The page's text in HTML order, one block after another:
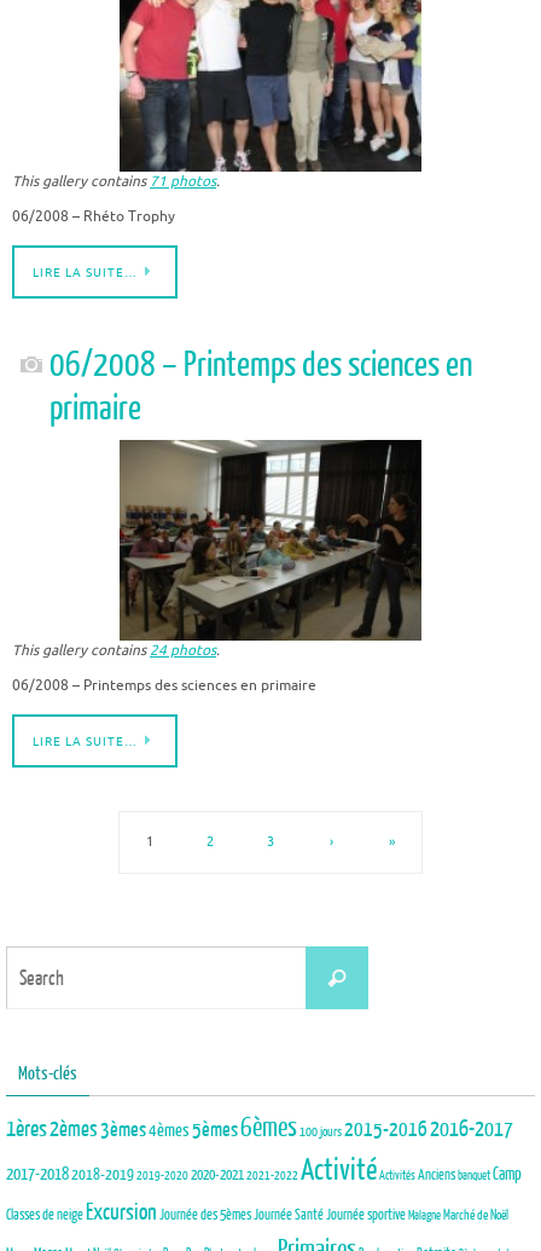
This gallery contains 71 photos.
06/2008 – Rhéto Trophy
LIRE LA SUITE…
06/2008 – Printemps des sciences en
primaire
This gallery contains 24 photos.
06/2008 – Printemps des sciences en primaire
LIRE LA SUITE…
1 2 3 › »
Search
Mots-clés
1ères2èmes3èmes4èmes5èmes6èmes100 jours2015-20162016-2017
2017-20182018-20192019-20202020-20212021-2022ActivitéActivitésAnciensbanquetCamp
Classes de neige Excursion Journée des 5èmesJournée SantéJournée sportive Malagne Marché de Noël